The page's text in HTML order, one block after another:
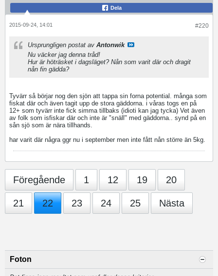
Dela
#220
2015-09-24, 14:01
Ursprungligen postat av Antonwik
Nu väcker jag denna tråd!
Hur är höträsket i dagsläget? Nån som varit där och dragit
nån fin gädda?
Tyvärr så börjar nog den sjön att tappa sin forna potential. många som
fiskat där och även tagit upp de stora gäddorna. i våras togs en på
12+ som tyvärr inte fick simma tillbaks (idioti kan jag tycka) Vet även
av folk som isfiskar där och inte är "snäll" med gäddorna.. synd på en
sån sjö som är nära tillhands.
har varit där några ggr nu i september men inte fått nån större än 5kg.
Föregående 1 12 19 20
21 22 23 24 25 Nästa
Foton